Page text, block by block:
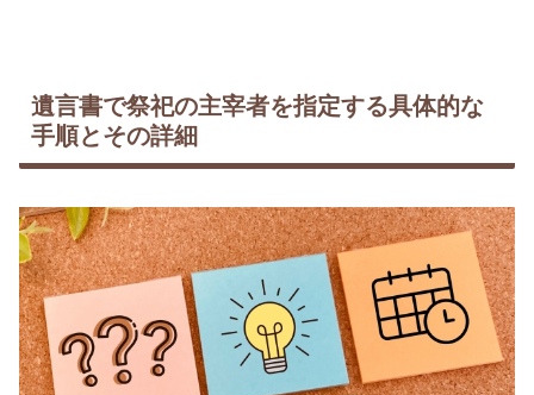
遺言書で祭祀の主宰者を指定する具体的な
手順とその詳細